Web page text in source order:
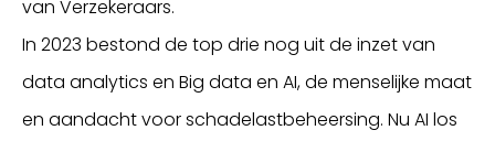
van Verzekeraars.
In 2023 bestond de top drie nog uit de inzet van
data analytics en Big data en AI, de menselijke maat
en aandacht voor schadelastbeheersing. Nu AI los